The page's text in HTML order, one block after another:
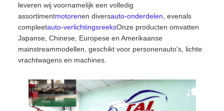
leveren wij voornamelijk een volledig
assortimentmotorenen diversauto-onderdelen , evenals
compleetauto-verlichtingsreeksOnze producten omvatten
Japanse, Chinese, Europese en Amerikaanse
mainstreammodellen, geschikt voor personenauto's, lichte
vrachtwagens en machines.